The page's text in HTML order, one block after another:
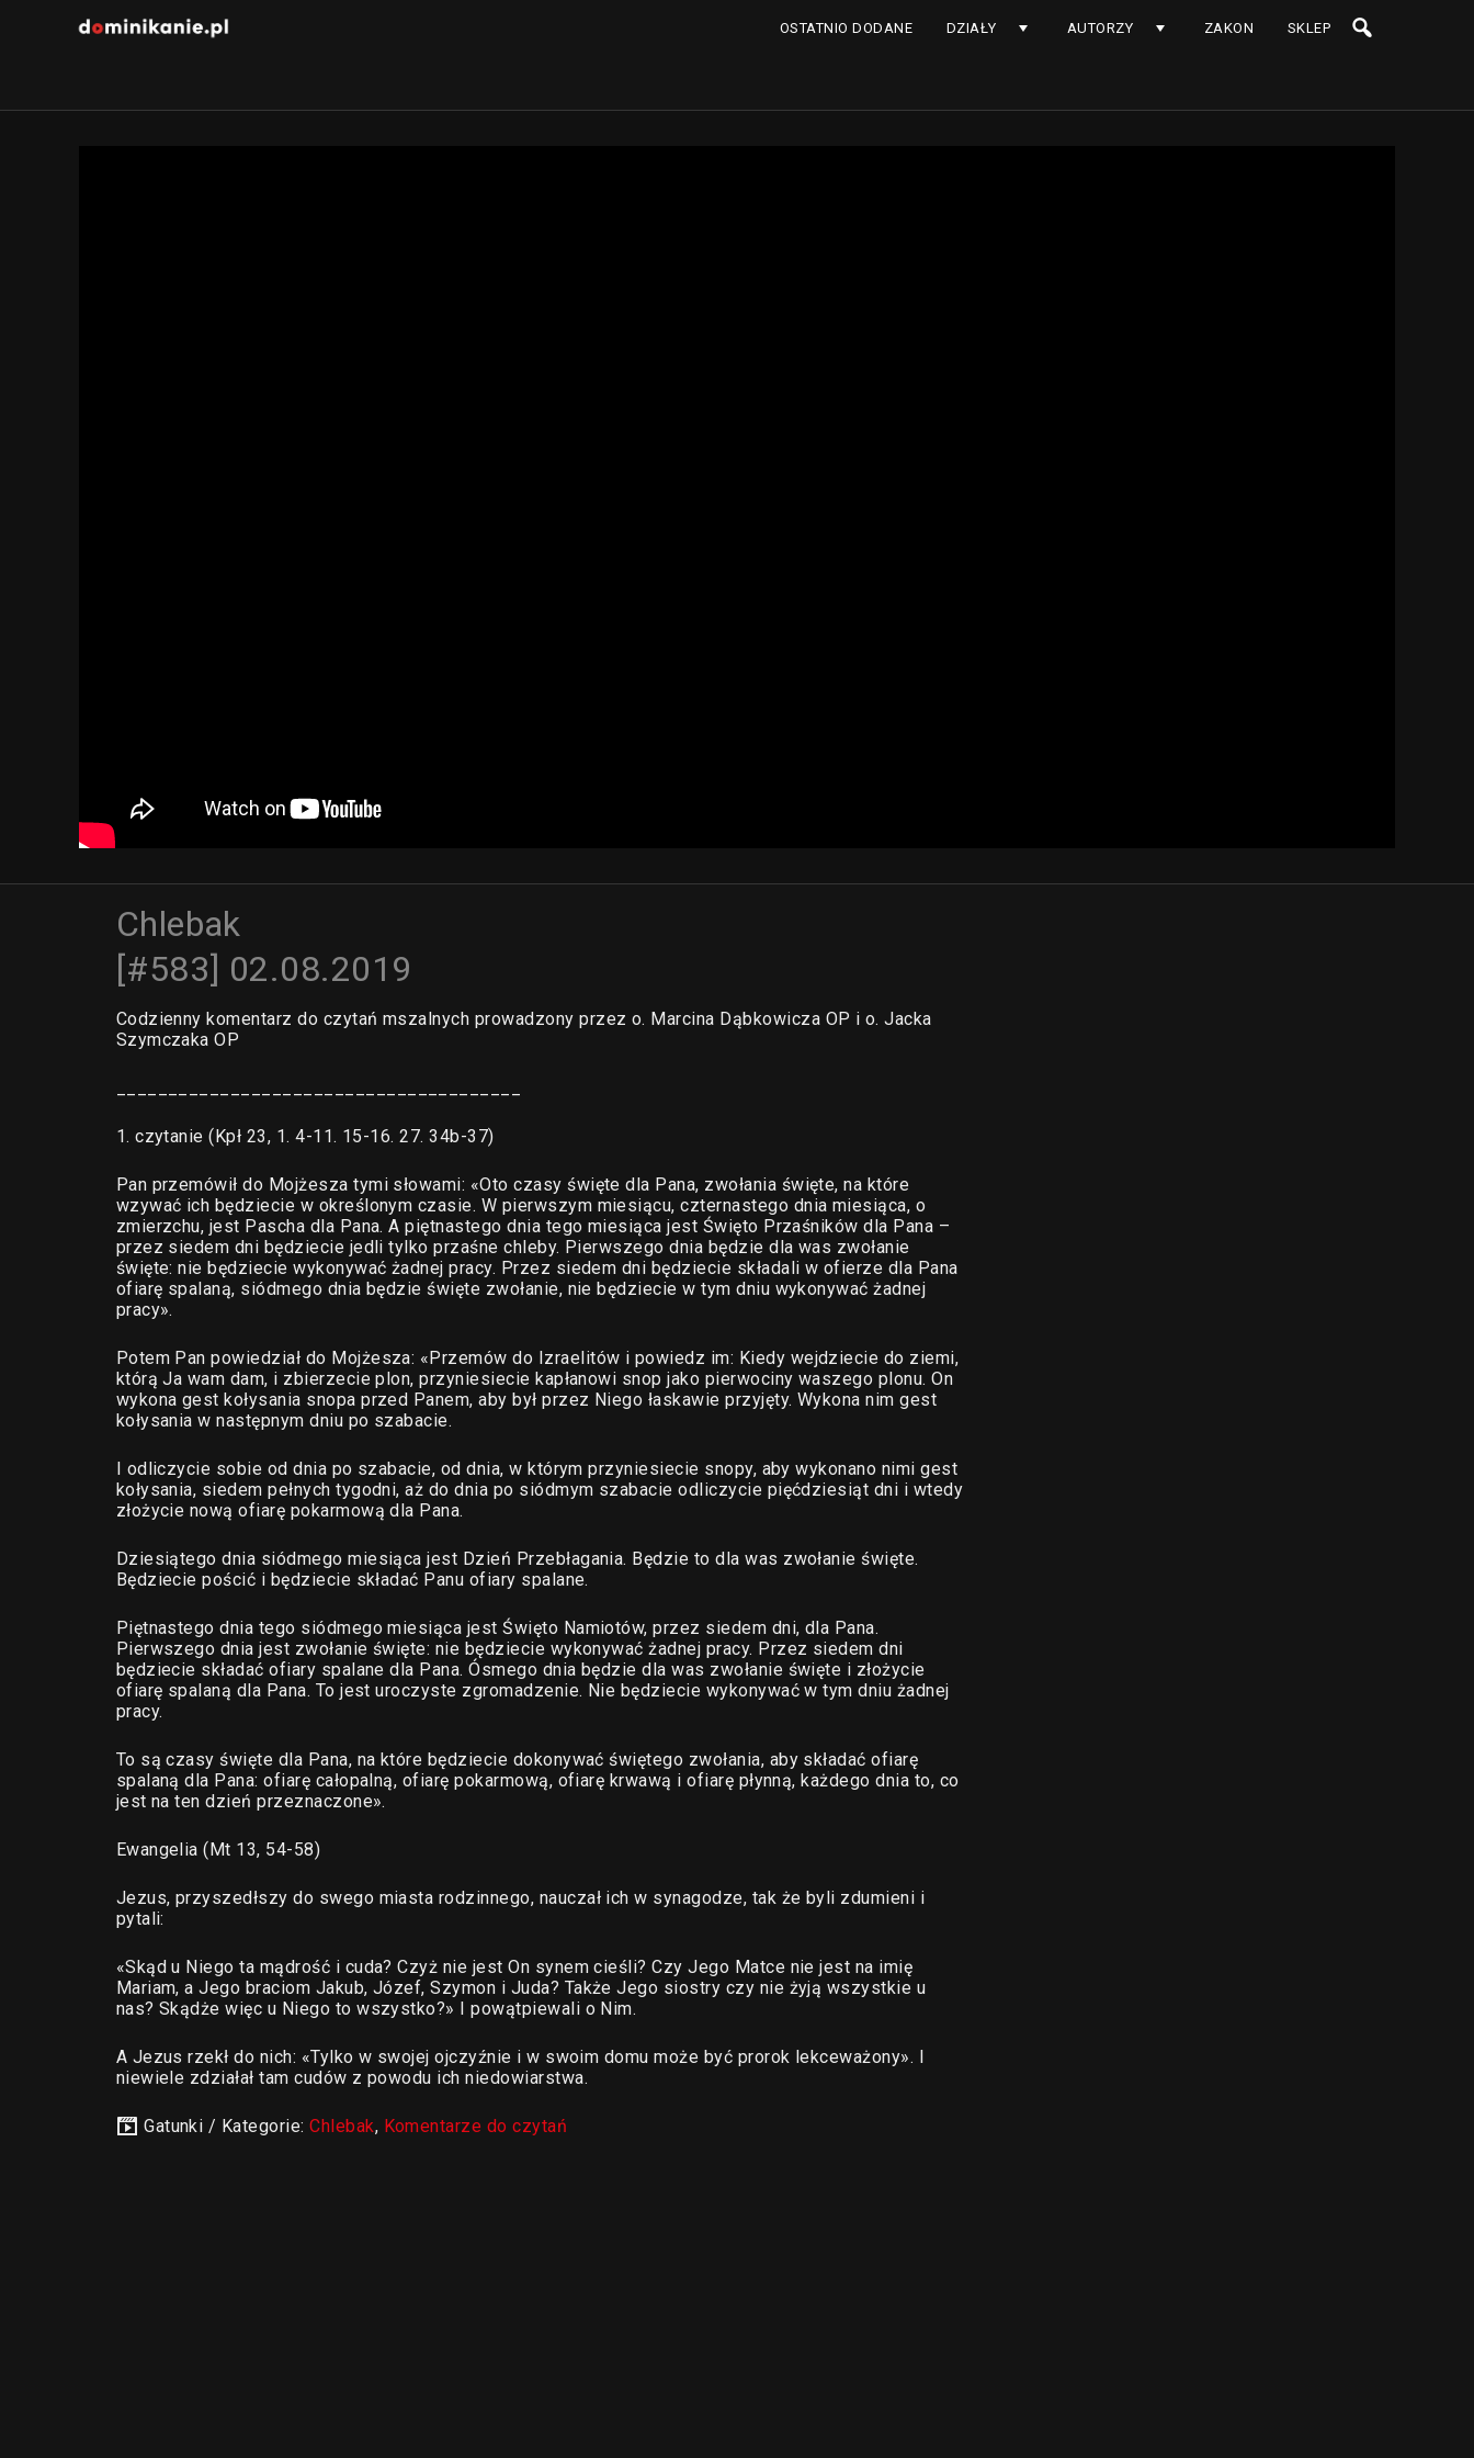
OSTATNIO DODANE DZIAŁY AUTORZY ZAKON SKLEP
Chlebak
[#583] 02.08.2019
Codzienny komentarz do czytań mszalnych prowadzony przez o. Marcina Dąbkowicza OP i o. Jacka
Szymczaka OP
1. czytanie (Kpł 23, 1. 4-11. 15-16. 27. 34b-37)
Pan przemówił do Mojżesza tymi słowami: «Oto czasy święte dla Pana, zwołania święte, na które
wzywać ich będziecie w określonym czasie. W pierwszym miesiącu, czternastego dnia miesiąca, o
zmierzchu, jest Pascha dla Pana. A piętnastego dnia tego miesiąca jest Święto Przaśników dla Pana –
przez siedem dni będziecie jedli tylko przaśne chleby. Pierwszego dnia będzie dla was zwołanie
święte: nie będziecie wykonywać żadnej pracy. Przez siedem dni będziecie składali w ofierze dla Pana
ofiarę spalaną, siódmego dnia będzie święte zwołanie, nie będziecie w tym dniu wykonywać żadnej
pracy».
Potem Pan powiedział do Mojżesza: «Przemów do Izraelitów i powiedz im: Kiedy wejdziecie do ziemi,
którą Ja wam dam, i zbierzecie plon, przyniesiecie kapłanowi snop jako pierwociny waszego plonu. On
wykona gest kołysania snopa przed Panem, aby był przez Niego łaskawie przyjęty. Wykona nim gest
kołysania w następnym dniu po szabacie.
I odliczycie sobie od dnia po szabacie, od dnia, w którym przyniesiecie snopy, aby wykonano nimi gest
kołysania, siedem pełnych tygodni, aż do dnia po siódmym szabacie odliczycie pięćdziesiąt dni i wtedy
złożycie nową ofiarę pokarmową dla Pana.
Dziesiątego dnia siódmego miesiąca jest Dzień Przebłagania. Będzie to dla was zwołanie święte.
Będziecie pościć i będziecie składać Panu ofiary spalane.
Piętnastego dnia tego siódmego miesiąca jest Święto Namiotów, przez siedem dni, dla Pana.
Pierwszego dnia jest zwołanie święte: nie będziecie wykonywać żadnej pracy. Przez siedem dni
będziecie składać ofiary spalane dla Pana. Ósmego dnia będzie dla was zwołanie święte i złożycie
ofiarę spalaną dla Pana. To jest uroczyste zgromadzenie. Nie będziecie wykonywać w tym dniu żadnej
pracy.
To są czasy święte dla Pana, na które będziecie dokonywać świętego zwołania, aby składać ofiarę
spalaną dla Pana: ofiarę całopalną, ofiarę pokarmową, ofiarę krwawą i ofiarę płynną, każdego dnia to, co
jest na ten dzień przeznaczone».
Ewangelia (Mt 13, 54-58)
Jezus, przyszedłszy do swego miasta rodzinnego, nauczał ich w synagodze, tak że byli zdumieni i
pytali:
«Skąd u Niego ta mądrość i cuda? Czyż nie jest On synem cieśli? Czy Jego Matce nie jest na imię
Mariam, a Jego braciom Jakub, Józef, Szymon i Juda? Także Jego siostry czy nie żyją wszystkie u
nas? Skądże więc u Niego to wszystko?» I powątpiewali o Nim.
A Jezus rzekł do nich: «Tylko w swojej ojczyźnie i w swoim domu może być prorok lekceważony». I
niewiele zdziałał tam cudów z powodu ich niedowiarstwa.
Gatunki / Kategorie:Chlebak, Komentarze do czytań